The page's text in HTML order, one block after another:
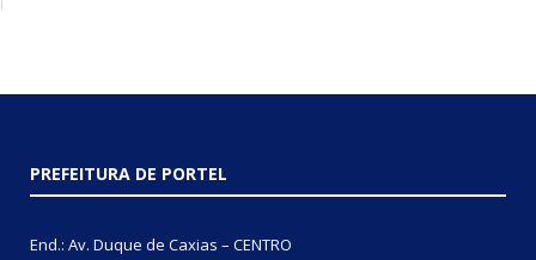
PREFEITURA DE PORTEL
End.: Av. Duque de Caxias – CENTRO